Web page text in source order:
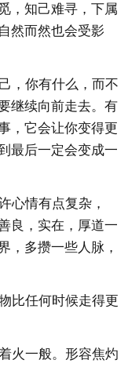
，知己难寻，下属
然而然也会受影
你有什么，而不
继续向前走去。有
，它会让你变得更
最后一定会变成一
情有点复杂，
良，实在，厚道一
，多攒一些人脉，
任何时候走得更
一般。形容焦灼